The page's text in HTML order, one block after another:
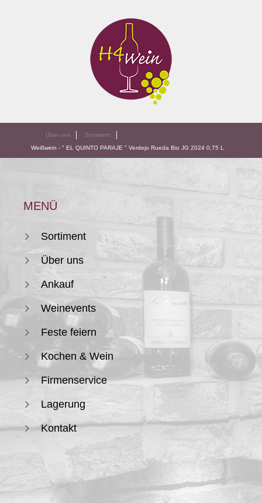
Über uns
Sortiment
Weißwein - " EL QUINTO PARAJE " Verdejo Rueda Bio JG 2024 0,75 L
MENÜ
Sortiment
Über uns
Ankauf
Weinevents
Feste feiern
Kochen & Wein
Firmenservice
Lagerung
Kontakt